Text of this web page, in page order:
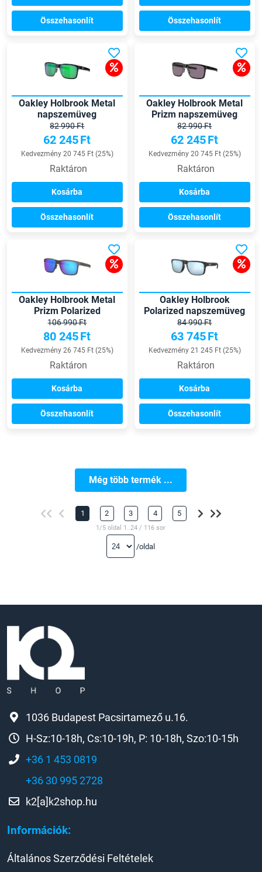
Összehasonlít Összehasonlít
Oakley Holbrook Metal
napszemüveg
82 990 Ft
62 245Ft
Kedvezmény 20 745 Ft (25%)
Raktáron
Kosárba
Összehasonlít
Oakley Holbrook Metal
Prizm napszemüveg
82 990 Ft
62 245Ft
Kedvezmény 20 745 Ft (25%)
Raktáron
Kosárba
Összehasonlít
Oakley Holbrook Metal
Prizm Polarized
napszemüveg
106 990 Ft
80 245Ft
Kedvezmény 26 745 Ft (25%)
Raktáron
Kosárba
Összehasonlít
Oakley Holbrook
Polarized napszemüveg
84 990 Ft
63 745Ft
Kedvezmény 21 245 Ft (25%)
Raktáron
Kosárba
Összehasonlít
Még több termék ...
1 2 3 4 5
1/5 oldal 1..24 / 116 sor
/oldal
Információk:
1036 Budapest Pacsirtamező u.16.
H-Sz:10-18h, Cs:10-19h, P: 10-18h, Szo:10-15h
+36 1 453 0819
+36 30 995 2728
k2[a]k2shop.hu
Általános Szerződési Feltételek